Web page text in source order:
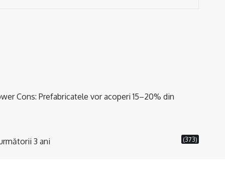
Cons: Prefabricatele vor acoperi 15–20% din
3 ani (373)